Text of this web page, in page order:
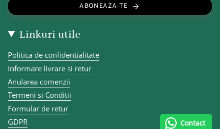
ABONEAZA-TE
Linkuri utile
Politica de confidentialitate
Informare livrare si retur
Anularea comenzii
Termeni si Conditii
Formular de retur
GDPR
Contact